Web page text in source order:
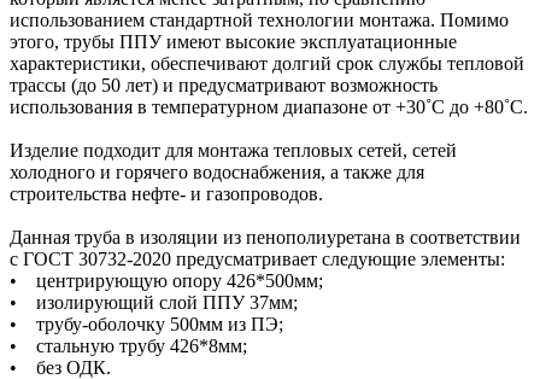
использованием стандартной технологии монтажа. Помимо
этого, трубы ППУ имеют высокие эксплуатационные
характеристики, обеспечивают долгий срок службы тепловой
трассы (до 50 лет) и предусматривают возможность
использования в температурном диапазоне от +30˚C до +80˚C.
Изделие подходит для монтажа тепловых сетей, сетей
холодного и горячего водоснабжения, а также для
строительства нефте- и газопроводов.
Данная труба в изоляции из пенополиуретана в соответствии
с ГОСТ 30732-2020 предусматривает следующие элементы:
• центрирующую опору 426*500мм;
• изолирующий слой ППУ 37мм;
• трубу-оболочку 500мм из ПЭ;
• стальную трубу 426*8мм;
• без ОДК.